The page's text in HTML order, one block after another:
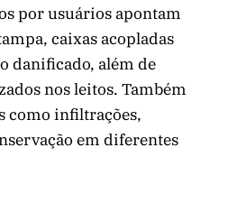
por usuários apontam
caixas acopladas
danificado, além de
nos leitos. Também
como infiltrações,
em diferentes